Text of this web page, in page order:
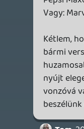
Ezt most én
Konzolok ez
tolni akarod
Vannak
lenne más az
volt az első
Valahogy be
még csak gépet
regisztrálni